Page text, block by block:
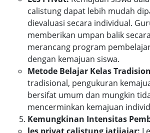
calistung dapat lebih mudah
dievaluasi secara individual.
memberikan umpan balik
merancang program
dengan kemajuan siswa.
Metode Belajar Kelas
tradisional, pengukuran
bersifat umum dan mungkin
mencerminkan kemajuan
Kemungkinan Intensitas